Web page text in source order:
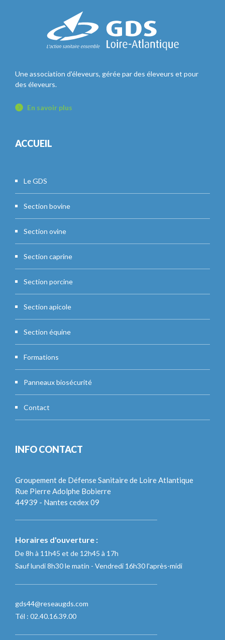
Une association d'éleveurs, gérée par des éleveurs et pour
des éleveurs.
En savoir plus
ACCUEIL
Le GDS
Section bovine
Section ovine
Section caprine
Section porcine
Section apicole
Section équine
Formations
Panneaux biosécurité
Contact
INFO CONTACT
Groupement de Défense Sanitaire de Loire Atlantique
Rue Pierre Adolphe Bobierre
44939 - Nantes cedex 09
Horaires d'ouverture :
De 8h à 11h45 et de 12h45 à 17h
Sauf lundi 8h30 le matin - Vendredi 16h30 l'après-midi
gds44@reseaugds.com
Tél : 02.40.16.39.00